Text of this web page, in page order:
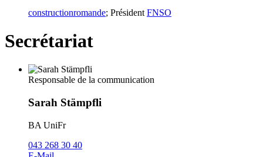
constructionromande; Président FNSO
Secrétariat
Responsable de la communication
Sarah Stämpfli
BA UniFr
043 268 30 40